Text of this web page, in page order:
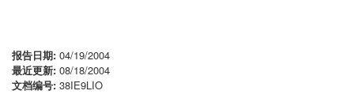
报告日期: 04/19/2004
最近更新: 08/18/2004
文档编号: 38IE9LIO